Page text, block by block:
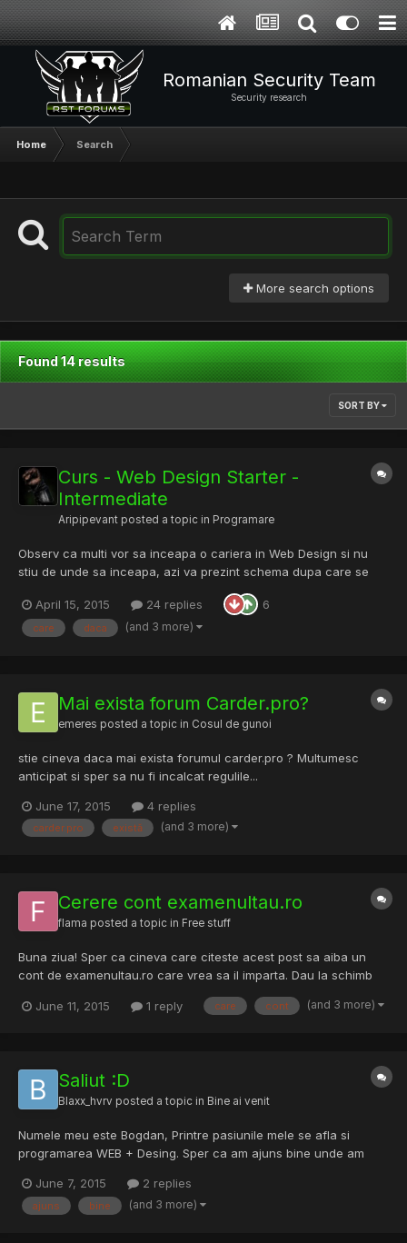
Romanian Security Team
Security research
Home Search
More search options
Found 14 results
SORT BY
Curs - Web Design Starter -
Intermediate
Aripipevant posted a topic in Programare
Observ ca multi vor sa inceapa o cariera in Web Design si nu
stiu de unde sa inceapa, azi va prezint schema dupa care se
flow-ul lor si cum abordeaza "learning-ul", sper sa invatati ceva
- daca nici de aici nu prindeti bazele, nu are rost...
April 15, 2015 24 replies 6
care daca (and 3 more)
Mai exista forum Carder.pro?
emeres posted a topic in Cosul de gunoi
stie cineva daca mai exista forumul carder.pro ? Multumesc
anticipat si sper sa nu fi incalcat regulile...
June 17, 2015 4 replies
carder.pro există (and 3 more)
Cerere cont examenultau.ro
flama posted a topic in Free stuff
Buna ziua! Sper ca cineva care citeste acest post sa aiba un
cont de examenultau.ro care vrea sa il imparta. Dau la schimb
sa ma puteti ajuta. PM cu contul daca aveti. Multumesc!
June 11, 2015 1 reply care cont (and 3 more)
Saliut :D
Blaxx_hvrv posted a topic in Bine ai venit
Numele meu este Bogdan, Printre pasiunile mele se afla si
programarea WEB + Desing. Sper ca am ajuns bine unde am
June 7, 2015
2 replies
ajuns bine (and 3 more)